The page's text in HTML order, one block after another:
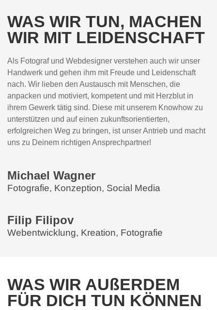
WAS WIR TUN, MACHEN
WIR MIT LEIDENSCHAFT
Als Fotograf und Webdesigner verstehen auch wir unser
Handwerk und gehen ihm mit Freude und Leidenschaft
nach. Wir lieben den Austausch mit Menschen, die
anpacken und motiviert, kompetent und mit Herzblut in
ihrem Gewerk tätig sind. Diese mit unserem Knowhow zu
unterstützen und auf einen zukunftsorientierten,
erfolgreichen Weg zu bringen, ist unser Antrieb und macht
uns zu Deinem richtigen Ansprechpartner!
Michael Wagner
Fotografie, Konzeption, Social Media
Filip Filipov
Webentwicklung, Kreation, Fotografie
WAS WIR AUßERDEM
FÜR DICH TUN KÖNNEN